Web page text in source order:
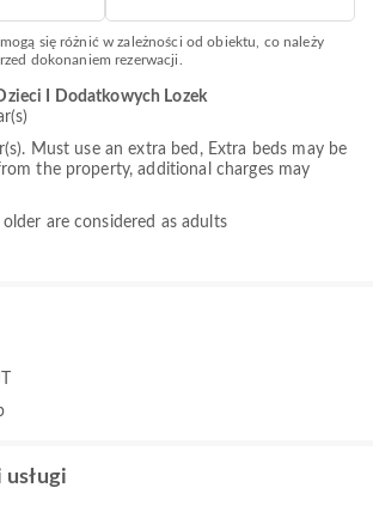
się różnić w zależności od obiektu, co należy
dokonaniem rezerwacji.
I Dodatkowych Lozek
Must use an extra bed, Extra beds may be
the property, additional charges may
are considered as adults